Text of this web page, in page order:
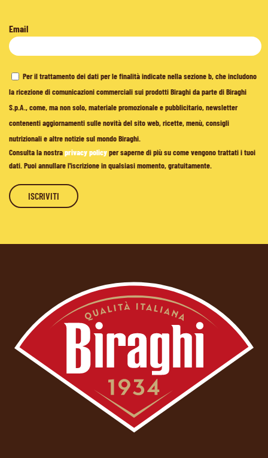
Email
Per il trattamento dei dati per le finalità indicate nella sezione b, che includono
la ricezione di comunicazioni commerciali sui prodotti Biraghi da parte di Biraghi
S.p.A., come, ma non solo, materiale promozionale e pubblicitario, newsletter
contenenti aggiornamenti sulle novità del sito web, ricette, menù, consigli
nutrizionali e altre notizie sul mondo Biraghi.
Consulta la nostraprivacy policyper saperne di più su come vengono trattati i tuoi
dati. Puoi annullare l'iscrizione in qualsiasi momento, gratuitamente.